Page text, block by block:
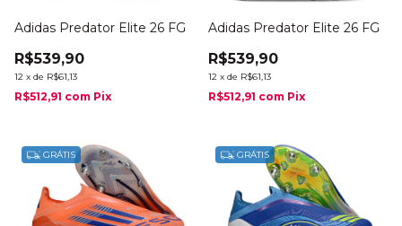
Adidas Predator Elite 26 FG
R$539,90
12 x de R$61,13
R$512,91 com Pix
Adidas Predator Elite 26 FG
R$539,90
12 x de R$61,13
R$512,91 com Pix
GRÁTIS GRÁTIS